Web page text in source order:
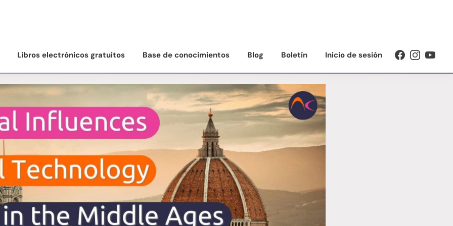
Libros electrónicos gratuitos Base de conocimientos Blog Boletín Inicio de sesión